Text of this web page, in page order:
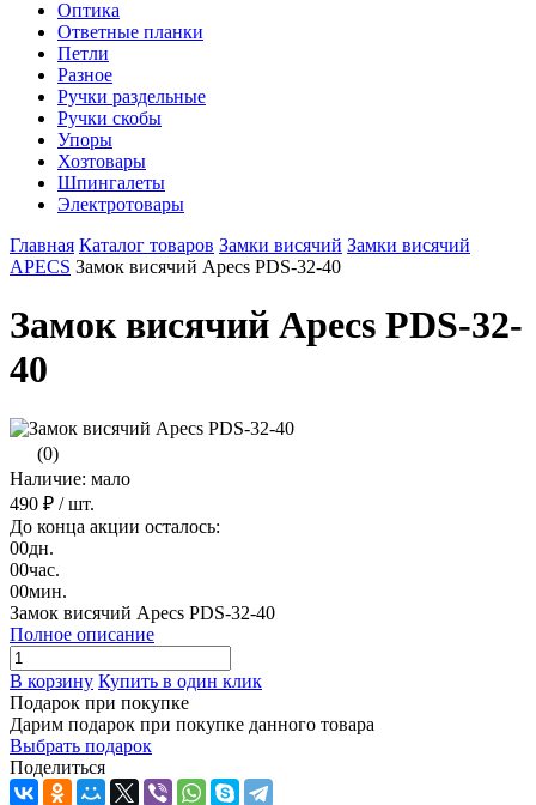
Оптика
Ответные планки
Петли
Разное
Ручки раздельные
Ручки скобы
Упоры
Хозтовары
Шпингалеты
Электротовары
Главная Каталог товаров Замки висячий Замки висячий
APECS Замок висячий Apecs PDS-32-40
Замок висячий Apecs PDS-32-
40
(0)
Наличие: мало
490 ₽ / шт.
До конца акции осталось:
00дн.
00час.
00мин.
Замок висячий Apecs PDS-32-40
Полное описание
В корзину Купить в один клик
Подарок при покупке
Дарим подарок при покупке данного товара
Выбрать подарок
Поделиться